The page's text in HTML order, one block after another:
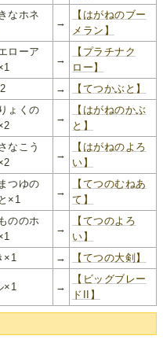
なホネ
→
【はがねのブー
メラン】
ローア
→
【プラチナク
ロー】
→ 【てつかぶと】
ょくの
→
【はがねのかぶ
と】
なこう
→
【はがねのよろ
い】
つゆの
×1
→
【てつのむねあ
て】
ののホ
→
【てつのよろ
い】
×1 → 【てつの大剣】
×1 →
【ビッグブレー
ドII】